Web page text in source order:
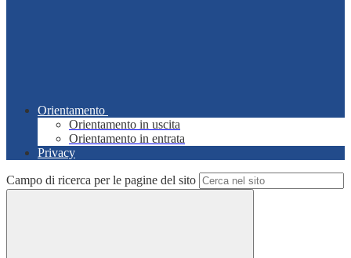
Orientamento
Orientamento in uscita
Orientamento in entrata
Privacy
Campo di ricerca per le pagine del sito